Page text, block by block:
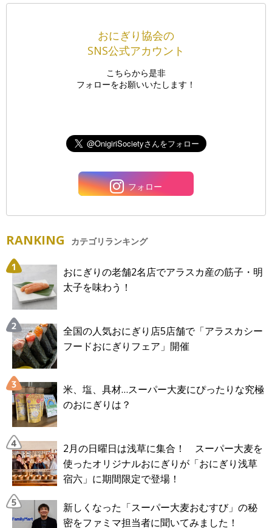
おにぎり協会の
SNS公式アカウント
こちらから是非
フォローをお願いいたします！
フォロー
RANKING カテゴリランキング
おにぎりの老舗2名店でアラスカ産の筋子・明
太子を味わう！
全国の人気おにぎり店5店舗で「アラスカシー
フードおにぎりフェア」開催
米、塩、具材…スーパー大麦にぴったりな究極
のおにぎりは？
2月の日曜日は浅草に集合！ スーパー大麦を
使ったオリジナルおにぎりが「おにぎり浅草
宿六」に期間限定で登場！
新しくなった「スーパー大麦おむすび」の秘
密をファミマ担当者に聞いてみました！